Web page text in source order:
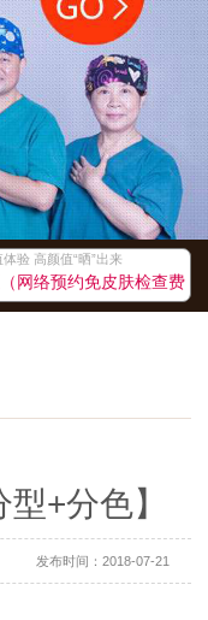
约免皮肤检查费用）
验 高颜值“晒”出来
网络预约免皮肤检查费
验 高颜值“晒”出来
约免皮肤检查费用）
验 高颜值“晒”出来
验 高颜值“晒”出来
约免皮肤检查费用）
验 高颜值“晒”出来
约免皮肤检查费用）
验 高颜值“晒”出来
+分色】
发布时间：2018-07-21